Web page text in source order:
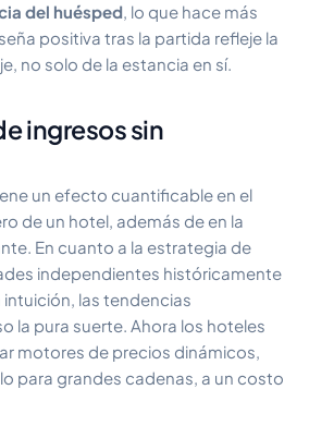
del huésped, lo que hace más
positiva tras la partida refleje la
no solo de la estancia en sí.
ingresos sin
un efecto cuantificable en el
de un hotel, además de en la
En cuanto a la estrategia de
independientes históricamente
las tendencias
la pura suerte. Ahora los hoteles
motores de precios dinámicos,
para grandes cadenas, a un costo